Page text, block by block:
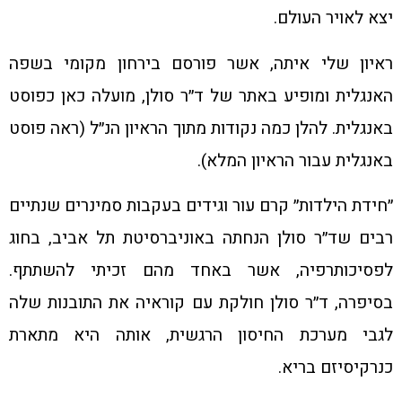
יצא לאויר העולם.
ראיון שלי איתה, אשר פורסם בירחון מקומי בשפה
האנגלית ומופיע באתר של ד״ר סולן, מועלה כאן כפוסט
באנגלית. להלן כמה נקודות מתוך הראיון הנ״ל (ראה פוסט
באנגלית עבור הראיון המלא).
״חידת הילדות״ קרם עור וגידים בעקבות סמינרים שנתיים
רבים שד״ר סולן הנחתה באוניברסיטת תל אביב, בחוג
לפסיכותרפיה, אשר באחד מהם זכיתי להשתתף.
בסיפרה, ד״ר סולן חולקת עם קוראיה את התובנות שלה
לגבי מערכת החיסון הרגשית, אותה היא מתארת
כנרקיסיזם בריא.